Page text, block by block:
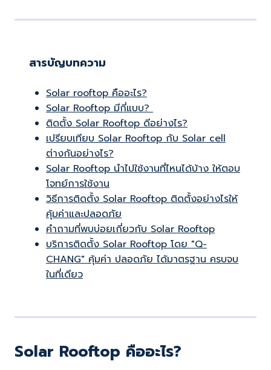
สารบัญบทความ
Solar rooftop คืออะไร?
Solar Rooftop มีกี่แบบ?
ติดตั้ง Solar Rooftop ดีอย่างไร?
เปรียบเทียบ Solar Rooftop กับ Solar cell
ต่างกันอย่างไร?
Solar Rooftop นำไปใช้งานที่ไหนได้บ้าง ให้ตอบ
โจทย์การใช้งาน
วิธีการติดตั้ง Solar Rooftop ติดตั้งอย่างไรให้
คุ้มค่าและปลอดภัย
คำถามที่พบบ่อยเกี่ยวกับ Solar Rooftop
บริการติดตั้ง Solar Rooftop โดย "Q-
CHANG" คุ้มค่า ปลอดภัย ได้มาตรฐาน ครบจบ
ในที่เดียว
Solar Rooftop คืออะไร?